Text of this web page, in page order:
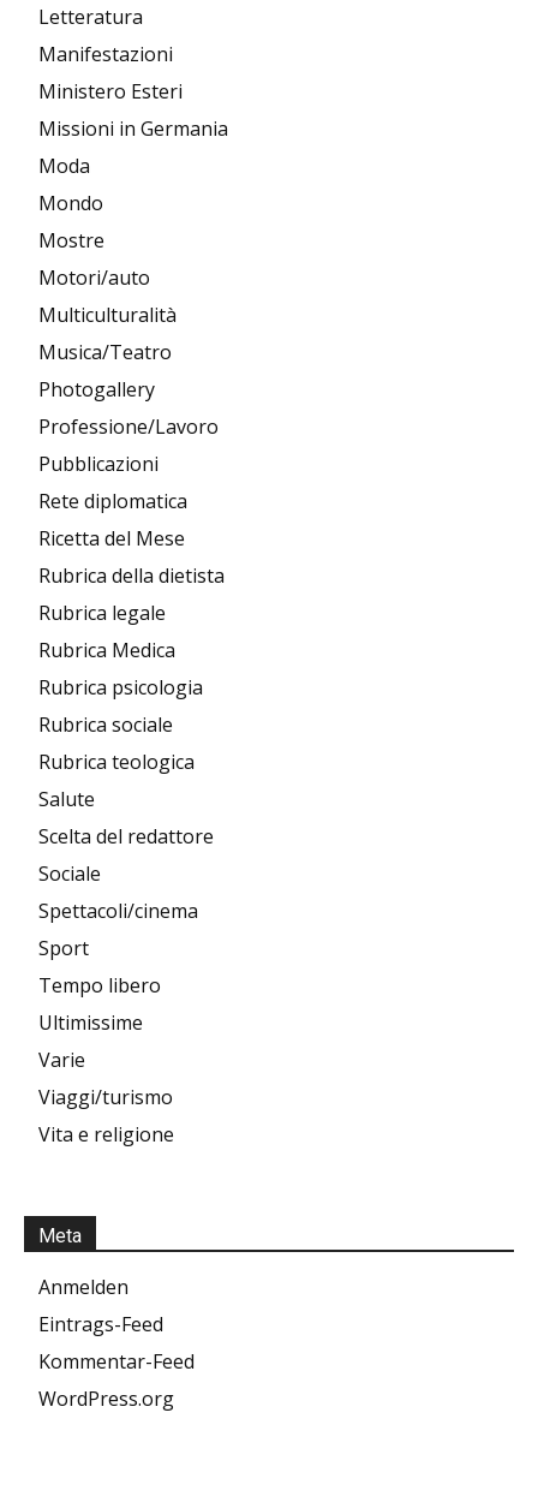
Letteratura
Manifestazioni
Ministero Esteri
Missioni in Germania
Moda
Mondo
Mostre
Motori/auto
Multiculturalità
Musica/Teatro
Photogallery
Professione/Lavoro
Pubblicazioni
Rete diplomatica
Ricetta del Mese
Rubrica della dietista
Rubrica legale
Rubrica Medica
Rubrica psicologia
Rubrica sociale
Rubrica teologica
Salute
Scelta del redattore
Sociale
Spettacoli/cinema
Sport
Tempo libero
Ultimissime
Varie
Viaggi/turismo
Vita e religione
Meta
Anmelden
Eintrags-Feed
Kommentar-Feed
WordPress.org